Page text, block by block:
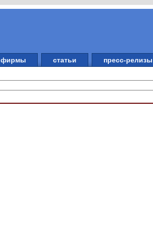
фирмы статьи пресс-релизы